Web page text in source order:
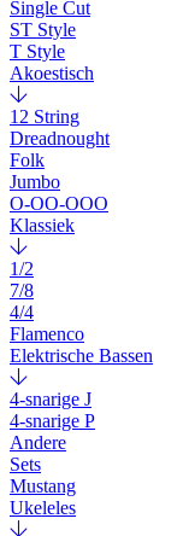
Single Cut
ST Style
T Style
Akoestisch
12 String
Dreadnought
Folk
Jumbo
O-OO-OOO
Klassiek
1/2
7/8
4/4
Flamenco
Elektrische Bassen
4-snarige J
4-snarige P
Andere
Sets
Mustang
Ukeleles